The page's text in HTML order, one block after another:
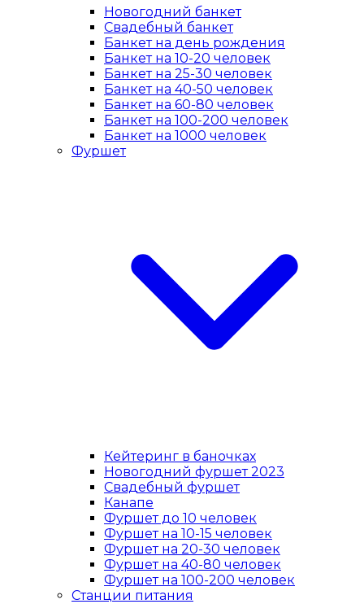
Новогодний банкет
Свадебный банкет
Банкет на день рождения
Банкет на 10-20 человек
Банкет на 25-30 человек
Банкет на 40-50 человек
Банкет на 60-80 человек
Банкет на 100-200 человек
Банкет на 1000 человек
Фуршет
Кейтеринг в баночках
Новогодний фуршет 2023
Свадебный фуршет
Канапе
Фуршет до 10 человек
Фуршет на 10-15 человек
Фуршет на 20-30 человек
Фуршет на 40-80 человек
Фуршет на 100-200 человек
Станции питания